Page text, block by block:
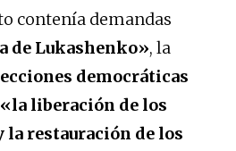
contenía demandas
de Lukashenko», la
democráticas
«la liberación de los
restauración de los